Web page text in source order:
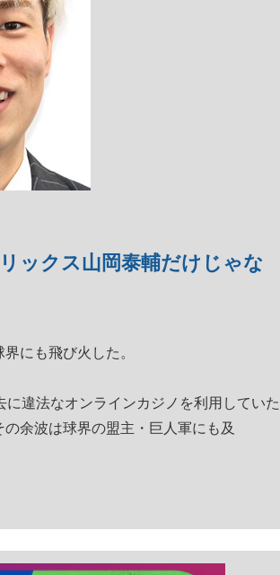
ックス山岡泰輔だけじゃな
にも飛び火した。
違法なオンラインカジノを利用していた
余波は球界の盟主・巨人軍にも及